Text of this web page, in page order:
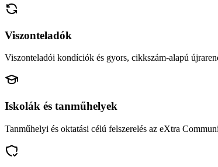
Viszonteladók
Viszonteladói kondíciók és gyors, cikkszám-alapú
Iskolák és tanműhelyek
Tanműhelyi és oktatási célú felszerelés az eXtra